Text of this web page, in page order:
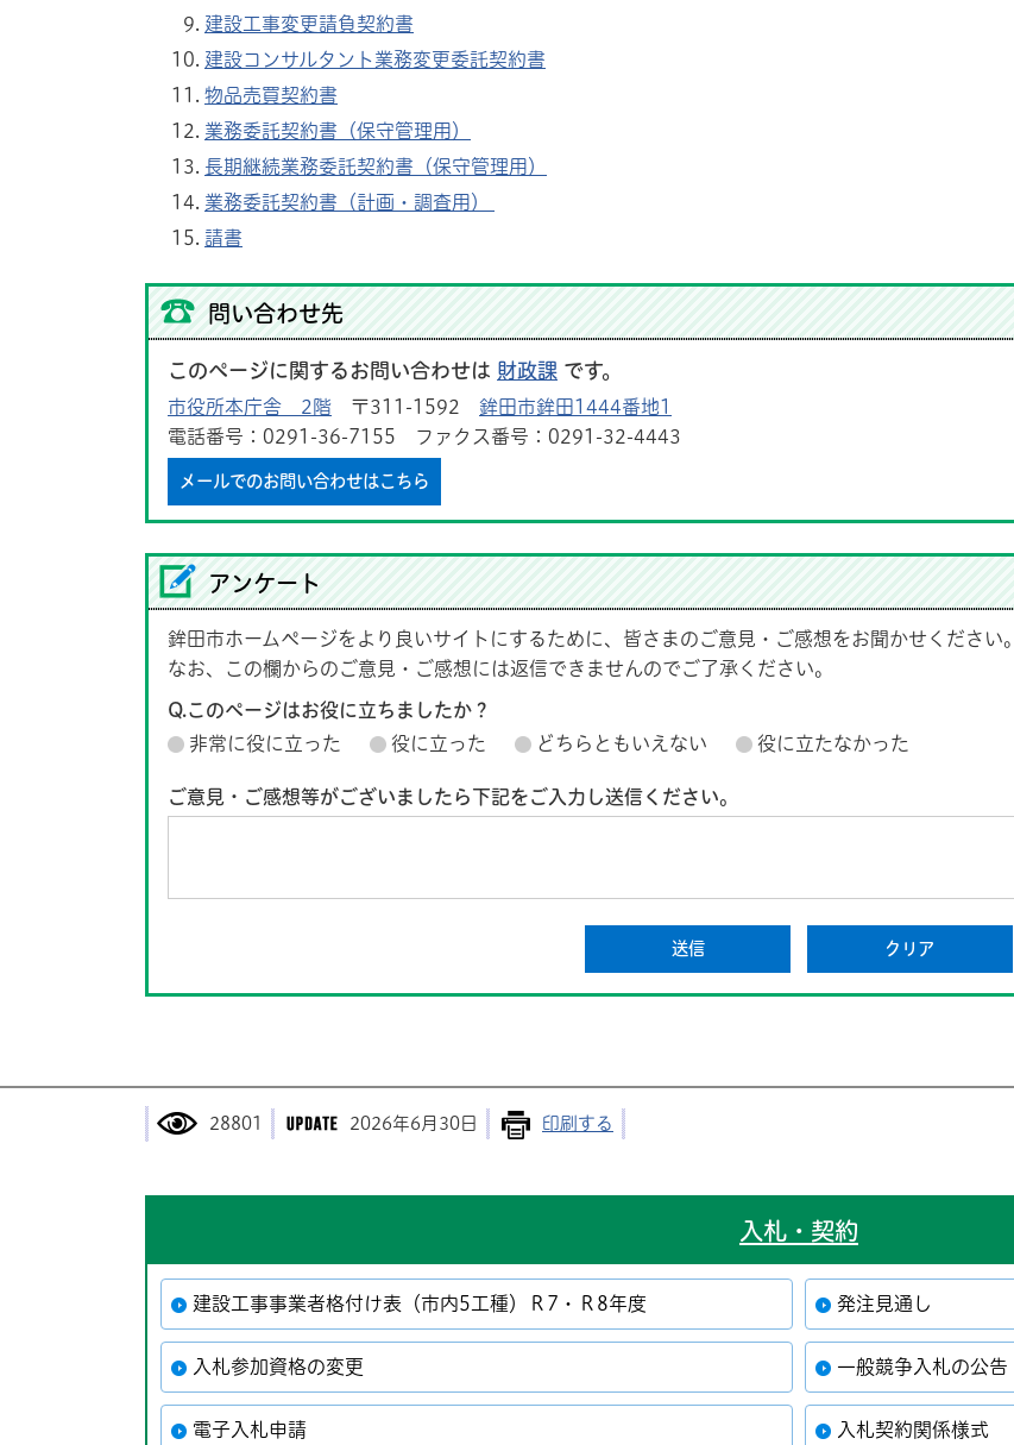
建設工事変更請負契約書
建設コンサルタント業務変更委託契約書
物品売買契約書
業務委託契約書（保守管理用）
長期継続業務委託契約書（保守管理用）
業務委託契約書（計画・調査用）
請書
問い合わせ先
このページに関するお問い合わせは 財政課 です。
市役所本庁舎 2階 〒311-1592 鉾田市鉾田1444番地1
電話番号：0291-36-7155 ファクス番号：0291-32-4443
メールでのお問い合わせはこちら
アンケート
鉾田市ホームページをより良いサイトにするために、皆さまのご意見・ご感想をお聞かせください。
なお、この欄からのご意見・ご感想には返信できませんのでご了承ください。
Q.このページはお役に立ちましたか？
非常に役に立った
役に立った どちらともいえない 役に立たなかった
ご意見・ご感想等がございましたら下記をご入力し送信ください。
28801 2026年6月30日 印刷する
入札・契約
建設工事事業者格付け表（市内5工種）Ｒ7・Ｒ8年度 発注見通し
入札参加資格の変更 一般競争入札の公告
電子入札申請 入札契約関係様式